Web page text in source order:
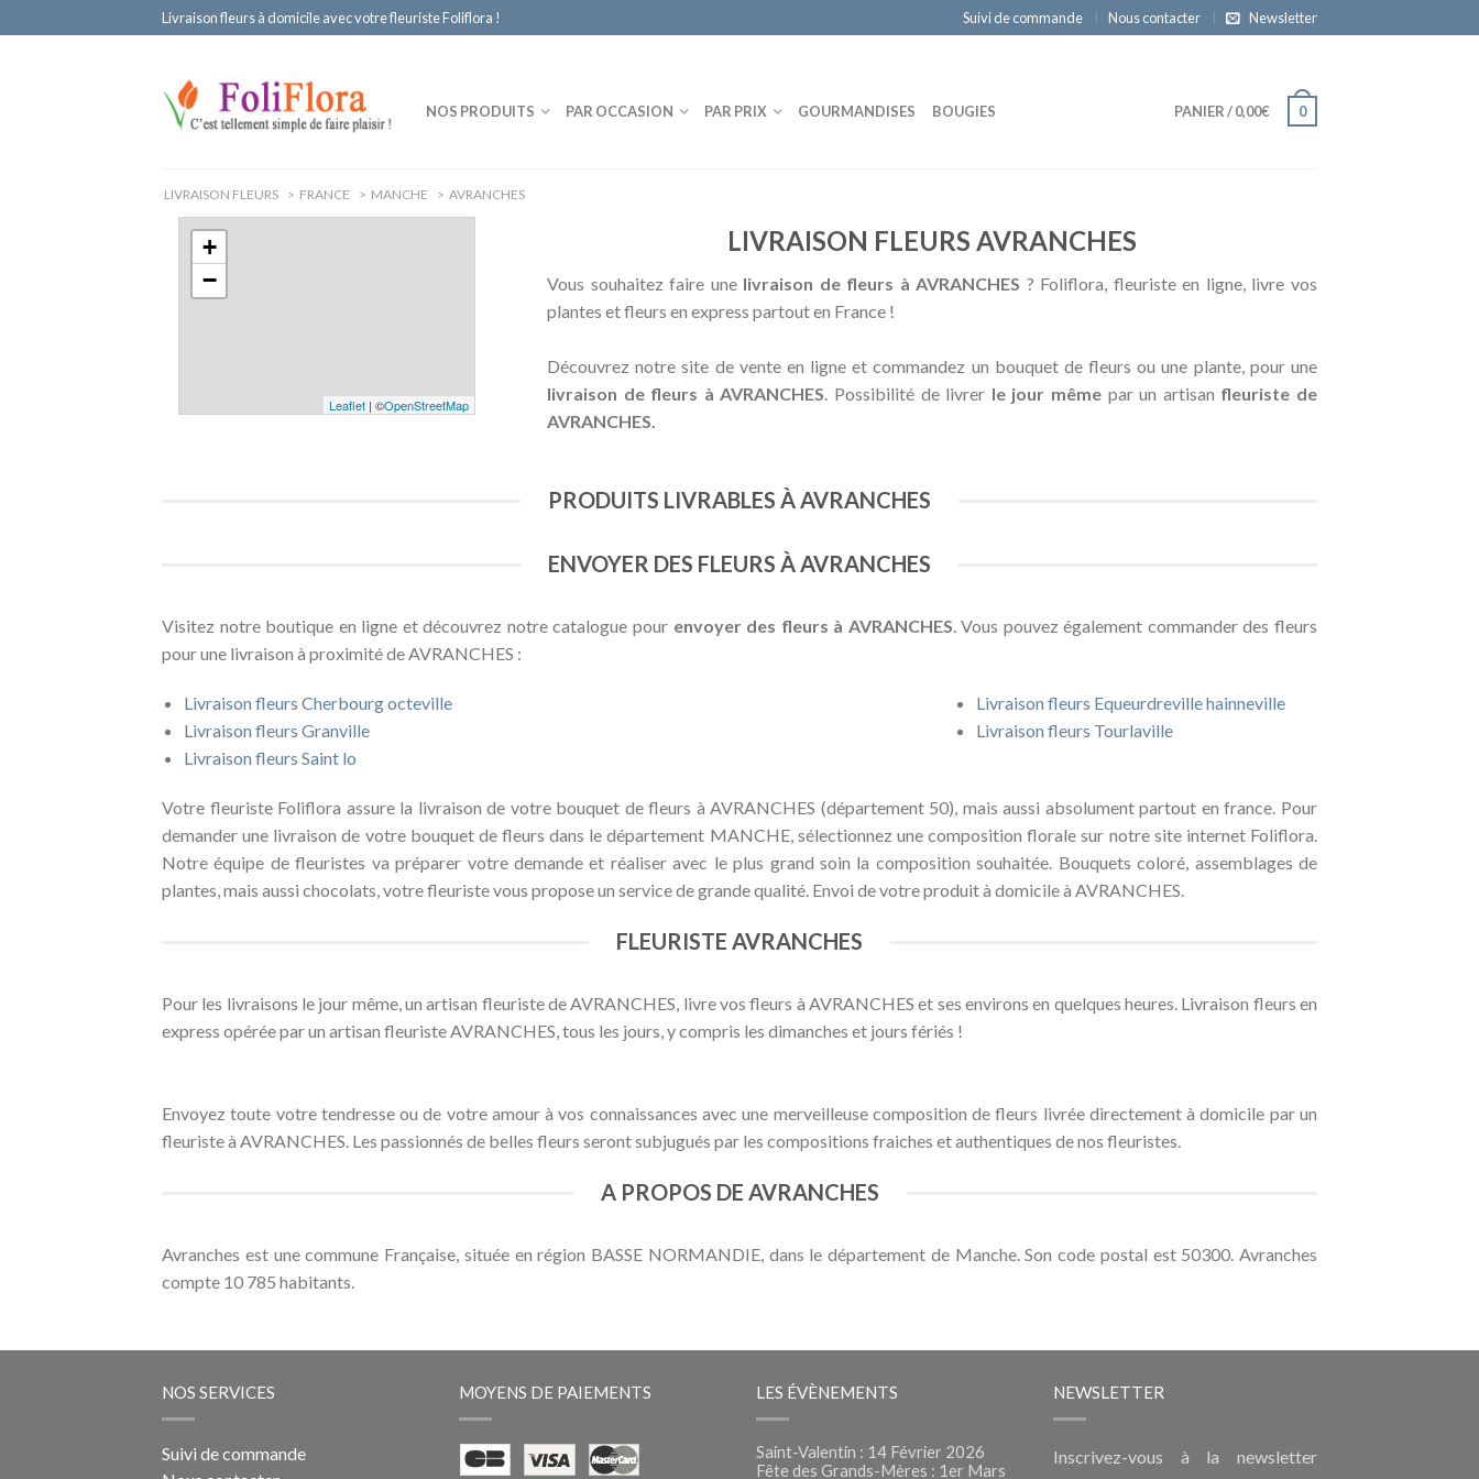
Livraison fleurs à domicile avec votre fleuriste Foliflora ! Suivi de commande Nous contacter Newsletter
NOS PRODUITS PAR OCCASION PAR PRIX GOURMANDISES BOUGIES PANIER/0,00€ 0
LIVRAISON FLEURS > FRANCE > MANCHE > AVRANCHES
+
−
Leaflet | ©OpenStreetMap
LIVRAISON FLEURS AVRANCHES
Vous souhaitez faire une livraison de fleurs à AVRANCHES ? Foliflora, fleuriste en ligne, livre vos
plantes et fleurs en express partout en France !
Découvrez notre site de vente en ligne et commandez un bouquet de fleurs ou une plante, pour une
livraison de fleurs à AVRANCHES . Possibilité de livrer le jour même par un artisan fleuriste de
AVRANCHES.
PRODUITS LIVRABLES À AVRANCHES
ENVOYER DES FLEURS À AVRANCHES
Visitez notre boutique en ligne et découvrez notre catalogue pour envoyer des fleurs à AVRANCHES . Vous pouvez également commander des fleurs
pour une livraison à proximité de AVRANCHES :
Livraison fleurs Cherbourg octeville
Livraison fleurs Granville
Livraison fleurs Saint lo
Livraison fleurs Equeurdreville hainneville
Livraison fleurs Tourlaville
Votre fleuriste Foliflora assure la livraison de votre bouquet de fleurs à AVRANCHES (département 50), mais aussi absolument partout en france. Pour
demander une livraison de votre bouquet de fleurs dans le département MANCHE, sélectionnez une composition florale sur notre site internet Foliflora.
Notre équipe de fleuristes va préparer votre demande et réaliser avec le plus grand soin la composition souhaitée. Bouquets coloré, assemblages de
plantes, mais aussi chocolats, votre fleuriste vous propose un service de grande qualité. Envoi de votre produit à domicile à AVRANCHES.
FLEURISTE AVRANCHES
Pour les livraisons le jour même, un artisan fleuriste de AVRANCHES, livre vos fleurs à AVRANCHES et ses environs en quelques heures. Livraison fleurs en
express opérée par un artisan fleuriste AVRANCHES, tous les jours, y compris les dimanches et jours fériés !
Envoyez toute votre tendresse ou de votre amour à vos connaissances avec une merveilleuse composition de fleurs livrée directement à domicile par un
fleuriste à AVRANCHES. Les passionnés de belles fleurs seront subjugués par les compositions fraiches et authentiques de nos fleuristes.
A PROPOS DE AVRANCHES
Avranches est une commune Française, située en région BASSE NORMANDIE, dans le département de Manche. Son code postal est 50300. Avranches
compte 10 785 habitants.
NOS SERVICES
Suivi de commande
MOYENS DE PAIEMENTS LES ÉVÈNEMENTS
Saint-Valentin : 14 Février 2026
Fête des Grands-Mères : 1er Mars
NEWSLETTER
Inscrivez-vous à la newsletter